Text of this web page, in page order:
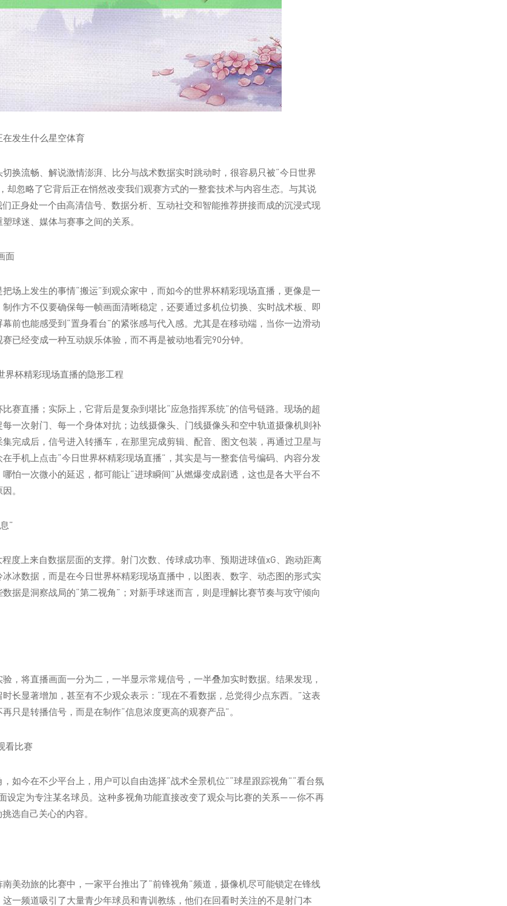
发生什么星空体育
换流畅、解说激情澎湃、比分与战术数据实时跳动时，很容易只被“今日世界
却忽略了它背后正在悄然改变我们观赛方式的一整套技术与内容生态。与其说
正身处一个由高清信号、数据分析、互动社交和智能推荐拼接而成的沉浸式现
球迷、媒体与赛事之间的关系。
面
场上发生的事情“搬运”到观众家中，而如今的世界杯精彩现场直播，更像是一
作方不仅要确保每一帧画面清晰稳定，还要通过多机位切换、实时战术板、即
前也能感受到“置身看台”的紧张感与代入感。尤其是在移动端，当你一边滑动
已经变成一种互动娱乐体验，而不再是被动地看完90分钟。
界杯精彩现场直播的隐形工程
赛直播；实际上，它背后是复杂到堪比“应急指挥系统”的信号链路。现场的超
一次射门、每一个身体对抗；边线摄像头、门线摄像头和空中轨道摄像机则补
完成后，信号进入转播车，在那里完成剪辑、配音、图文包装，再通过卫星与
手机上点击“今日世界杯精彩现场直播”，其实是与一整套信号编码、内容分发
怕一次微小的延迟，都可能让“进球瞬间”从燃爆变成剧透，这也是各大平台不
。
”
度上来自数据层面的支撑。射门次数、传球成功率、预期进球值xG、跑动距离
冰数据，而是在今日世界杯精彩现场直播中，以图表、数字、动态图的形式实
据是洞察战局的“第二视角”；对新手球迷而言，则是理解比赛节奏与攻守倾向
，将直播画面一分为二，一半显示常规信号，一半叠加实时数据。结果发现，
长显著增加，甚至有不少观众表示：“现在不看数据，总觉得少点东西。”这表
只是转播信号，而是在制作“信息浓度更高的观赛产品”。
看比赛
如今在不少平台上，用户可以自由选择“战术全景机位”“球星跟踪视角”“看台氛
设定为专注某名球员。这种多视角功能直接改变了观众与比赛的关系——你不再
选自己关心的内容。
美劲旅的比赛中，一家平台推出了“前锋视角”频道，摄像机尽可能锁定在锋线
一频道吸引了大量青少年球员和青训教练，他们在回看时关注的不是射门本